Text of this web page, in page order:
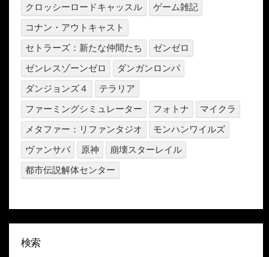
クロッシーロードキャッスル
ゲーム雑記
コナン・アウトキャスト
セトラーズ：新たな仲間たち
ゼンゼロ
ゼンレスゾーンゼロ
ダンガンロンパ
ダンジョンズ４
テラリア
ファーミングシミュレーター
フォトナ
マイクラ
メタファー：リファンタジオ
モンハンワイルズ
ヴァンサバ
原神
崩壊スターレイル
都市伝説解体センター
検索